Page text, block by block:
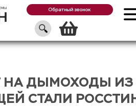
Обратный звонок
НА ДЫМОХОДЫ ИЗ
СТАЛИ